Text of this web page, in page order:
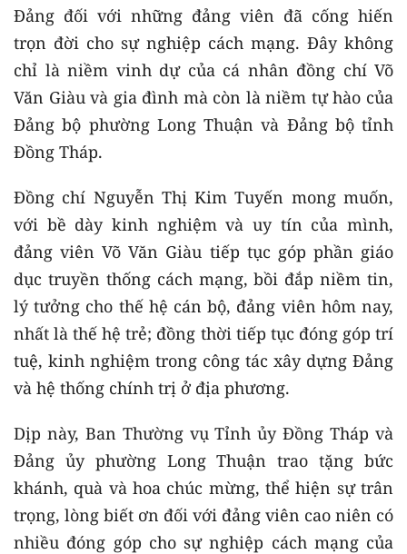
Đảng đối với những đảng viên đã cống hiến
trọn đời cho sự nghiệp cách mạng. Đây không
chỉ là niềm vinh dự của cá nhân đồng chí Võ
Văn Giàu và gia đình mà còn là niềm tự hào của
Đảng bộ phường Long Thuận và Đảng bộ tỉnh
Đồng Tháp.
Đồng chí Nguyễn Thị Kim Tuyến mong muốn,
với bề dày kinh nghiệm và uy tín của mình,
đảng viên Võ Văn Giàu tiếp tục góp phần giáo
dục truyền thống cách mạng, bồi đắp niềm tin,
lý tưởng cho thế hệ cán bộ, đảng viên hôm nay,
nhất là thế hệ trẻ; đồng thời tiếp tục đóng góp trí
tuệ, kinh nghiệm trong công tác xây dựng Đảng
và hệ thống chính trị ở địa phương.
Dịp này, Ban Thường vụ Tỉnh ủy Đồng Tháp và
Đảng ủy phường Long Thuận trao tặng bức
khánh, quà và hoa chúc mừng, thể hiện sự trân
trọng, lòng biết ơn đối với đảng viên cao niên có
nhiều đóng góp cho sự nghiệp cách mạng của